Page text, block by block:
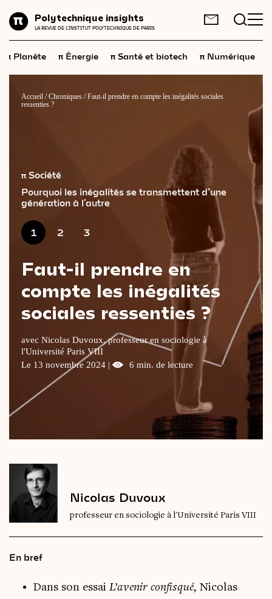
Polytechnique insights
LA REVUE DE L'INSTITUT POLYTECHNIQUE DE PARIS
Énergie
Santé
et biotech
Espace
Science et technologies
Géopolitique
Neurosciences
Le magazine 3,14
Vidéos & Podcast
FR EN
π Planète π Énergie π Santé et biotech π Numérique
Accueil /Chroniques /Faut-il prendre en compte les inégalités sociales
ressenties ?
π Société
Pourquoi les inégalités se transmettent d’une
génération à l’autre
1 2 3
Faut-il prendre en
compte les inégalités
sociales ressenties ?
avec Nicolas Duvoux, professeur en sociologie à
l'Université Paris VIII
Le 13 novembre 2024 |
6 min. de lecture
Nicolas Duvoux
professeur en sociologie à l'Université Paris VIII
En bref
Dans son essai L’avenir confisqué, Nicolas